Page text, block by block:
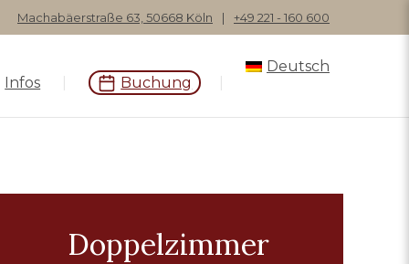
+49 221 - 160 600
|
Machabäerstraße 63, 50668 Köln
Infos Buchung
Deutsch
Doppelzimmer